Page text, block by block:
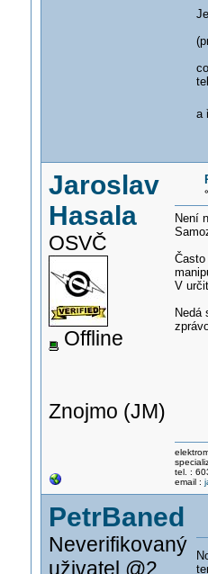
a
Jaroslav
Hasala
OSVČ
Offline
Znojmo (JM)
«
Není
V
Nedá
tel. :
email :
PetrBaned
Neverifikovaný
uživatel @2